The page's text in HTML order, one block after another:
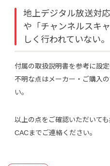
地上デジタル放送対
や「チャンネルスキ
しく行われていない。
付属の取扱説明書を参考に設
不明な点はメーカー・ご購入
い。
以上の点をご確認いただいて
CACまでご連絡ください。